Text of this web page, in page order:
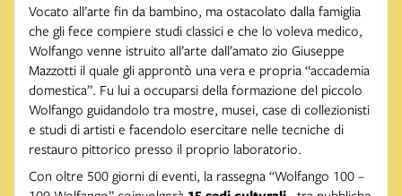
Vocato all’arte fin da bambino, ma ostacolato dalla famiglia
che gli fece compiere studi classici e che lo voleva medico,
Wolfango venne istruito all’arte dall’amato zio Giuseppe
Mazzotti il quale gli approntò una vera e propria “accademia
domestica”. Fu lui a occuparsi della formazione del piccolo
Wolfango guidandolo tra mostre, musei, case di collezionisti
e studi di artisti e facendolo esercitare nelle tecniche di
restauro pittorico presso il proprio laboratorio.
Con oltre 500 giorni di eventi, la rassegna “Wolfango 100 –